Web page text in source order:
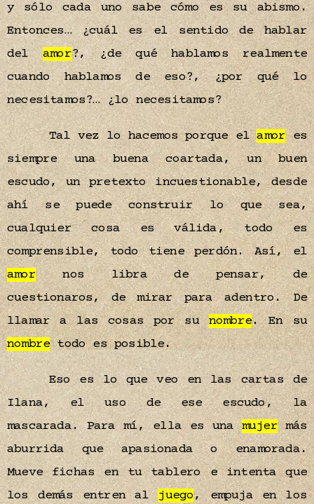
y sólo cada uno sabe cómo es su abismo.
Entonces… ¿cuál es el sentido de hablar
del amor?, ¿de qué hablamos realmente
cuando hablamos de eso?, ¿por qué lo
necesitamos?… ¿lo necesitamos?
Tal vez lo hacemos porque elamores
siempre una buena coartada, un buen
escudo, un pretexto incuestionable, desde
ahí se puede construir lo que sea,
cualquier cosa es válida, todo es
comprensible, todo tiene perdón. Así, el
amornos libra de pensar, de
cuestionaros, de mirar para adentro. De
llamar a las cosas por sunombre. En su
nombretodo es posible.
Eso es lo que veo en las cartas de
Ilana, el uso de ese escudo, la
mascarada. Para mí, ella es unamujermás
aburrida que apasionada o enamorada.
Mueve fichas en tu tablero e intenta que
los demás entren al juego, empuja en los